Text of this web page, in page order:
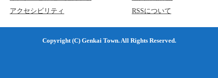
アクセシビリティ
RSSについて
Copyright (C) Genkai Town. All Rights Reserved.